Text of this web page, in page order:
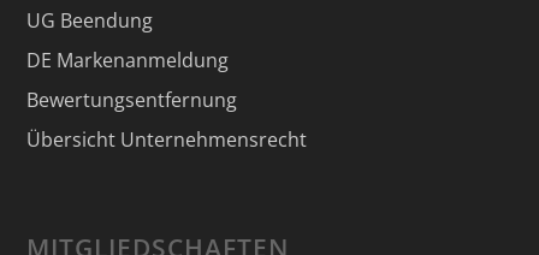
UG Beendung
DE Markenanmeldung
Bewertungsentfernung
Übersicht Unternehmensrecht
MITGLIEDSCHAFTEN